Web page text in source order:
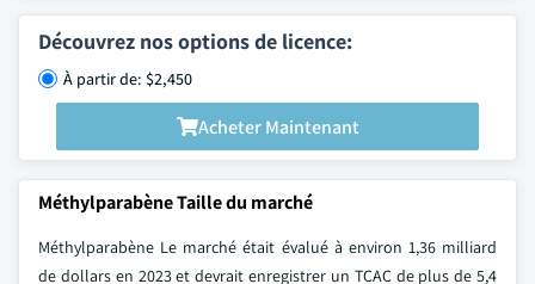
Découvrez nos options de licence:
À partir de: $2,450
Acheter Maintenant
Méthylparabène Taille du marché
Méthylparabène Le marché était évalué à environ 1,36 milliard
de dollars en 2023 et devrait enregistrer un TCAC de plus de 5,4